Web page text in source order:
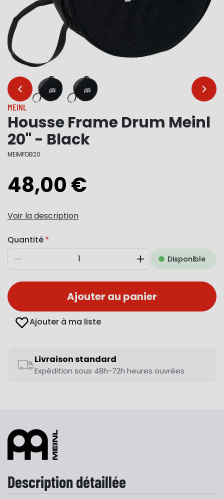
… …
MEINL
Housse Frame Drum Meinl
20" - Black
MEIMFDB20
48,00 €
Voir la description
Quantité
Diminuer AugmenterDisponible
Ajouter au panier
Ajouter à ma liste
Livraison standard
Expédition sous 48h-72h heures ouvrées
Description détaillée